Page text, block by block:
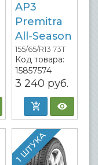
AP3
Premitra
All-Season
155/65/R13 73T
Код товара:
15857574
3 240 руб.
1 ШТУКА